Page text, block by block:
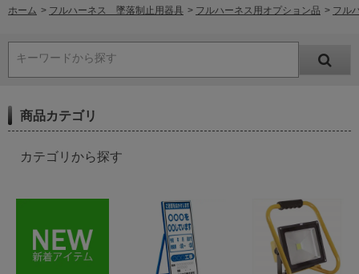
ホーム > フルハーネス 墜落制止用器具 > フルハーネス用オプション品 > フル
キーワードから探す
商品カテゴリ
カテゴリから探す